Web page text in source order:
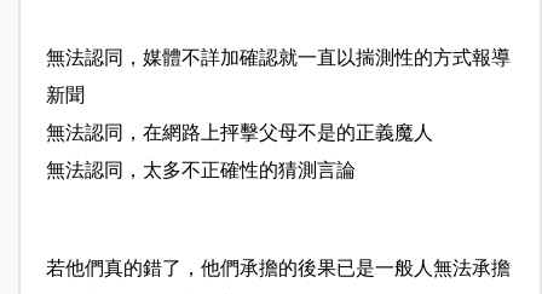
無法認同，媒體不詳加確認就一直以揣測性的方式報導
新聞
無法認同，在網路上抨擊父母不是的正義魔人
無法認同，太多不正確性的猜測言論
若他們真的錯了，他們承擔的後果已是一般人無法承擔